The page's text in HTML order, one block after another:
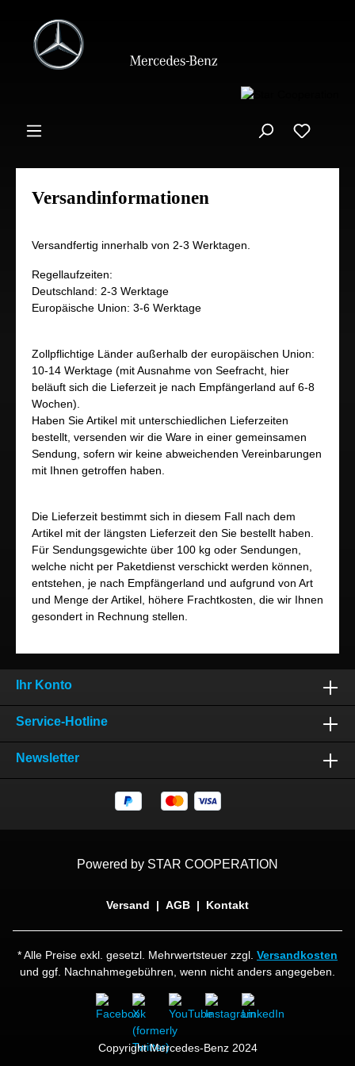
Versandinformationen
Versandfertig innerhalb von 2-3 Werktagen.
Regellaufzeiten:
Deutschland: 2-3 Werktage
Europäische Union: 3-6 Werktage
Zollpflichtige Länder außerhalb der europäischen Union:
10-14 Werktage (mit Ausnahme von Seefracht, hier
beläuft sich die Lieferzeit je nach Empfängerland auf 6-8
Wochen).
Haben Sie Artikel mit unterschiedlichen Lieferzeiten
bestellt, versenden wir die Ware in einer gemeinsamen
Sendung, sofern wir keine abweichenden Vereinbarungen
mit Ihnen getroffen haben.
Die Lieferzeit bestimmt sich in diesem Fall nach dem
Artikel mit der längsten Lieferzeit den Sie bestellt haben.
Für Sendungsgewichte über 100 kg oder Sendungen,
welche nicht per Paketdienst verschickt werden können,
entstehen, je nach Empfängerland und aufgrund von Art
und Menge der Artikel, höhere Frachtkosten, die wir Ihnen
gesondert in Rechnung stellen.
Ihr Konto
Service-Hotline
Newsletter
Powered by STAR COOPERATION
Versand | AGB | Kontakt
* Alle Preise exkl. gesetzl. Mehrwertsteuer zzgl. Versandkosten
und ggf. Nachnahmegebühren, wenn nicht anders angegeben.
Copyright Mercedes-Benz 2024